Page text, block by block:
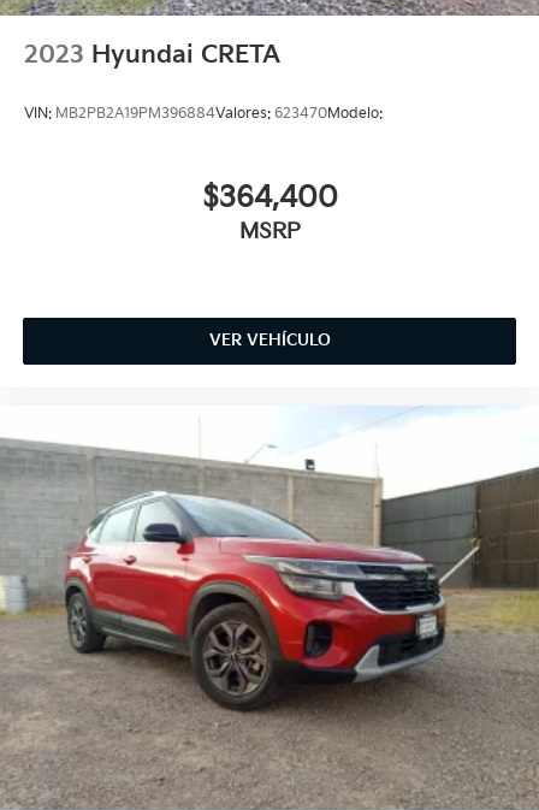
2023 Hyundai CRETA
VIN: MB2PB2A19PM396884Valores: 623470Modelo:
$364,400
MSRP
VER VEHÍCULO